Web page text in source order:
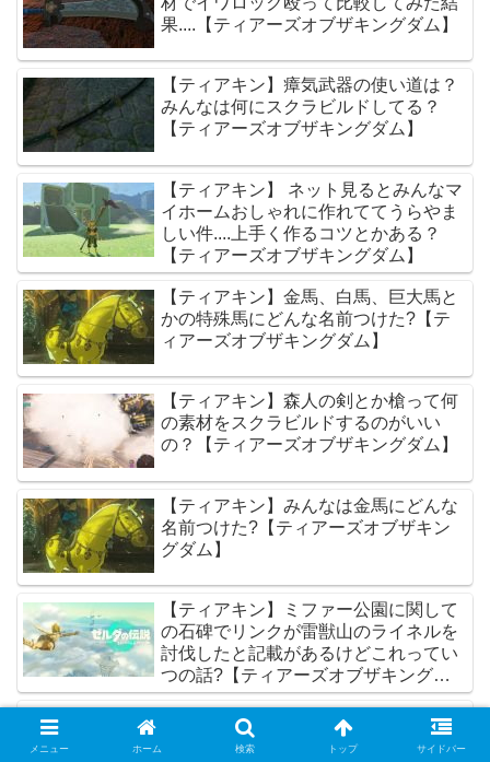
果....【ティアーズオブザキングダム】
【ティアキン】瘴気武器の使い道は？
みんなは何にスクラビルドしてる？
【ティアーズオブザキングダム】
【ティアキン】 ネット見るとみんなマ
イホームおしゃれに作れててうらやま
しい件....上手く作るコツとかある？
【ティアーズオブザキングダム】
【ティアキン】金馬、白馬、巨大馬と
かの特殊馬にどんな名前つけた?【テ
ィアーズオブザキングダム】
【ティアキン】森人の剣とか槍って何
の素材をスクラビルドするのがいい
の？【ティアーズオブザキングダム】
【ティアキン】みんなは金馬にどんな
名前つけた?【ティアーズオブザキン
グダム】
【ティアキン】ミファー公園に関して
の石碑でリンクが雷獣山のライネルを
討伐したと記載があるけどこれってい
つの話?【ティアーズオブザキングダ
ム】
【3/22更新】序盤で手に入るおすすめ
武器・盾まとめ【ブレスオブザワイル
メニュー ホーム 検索 トップ サイドバー